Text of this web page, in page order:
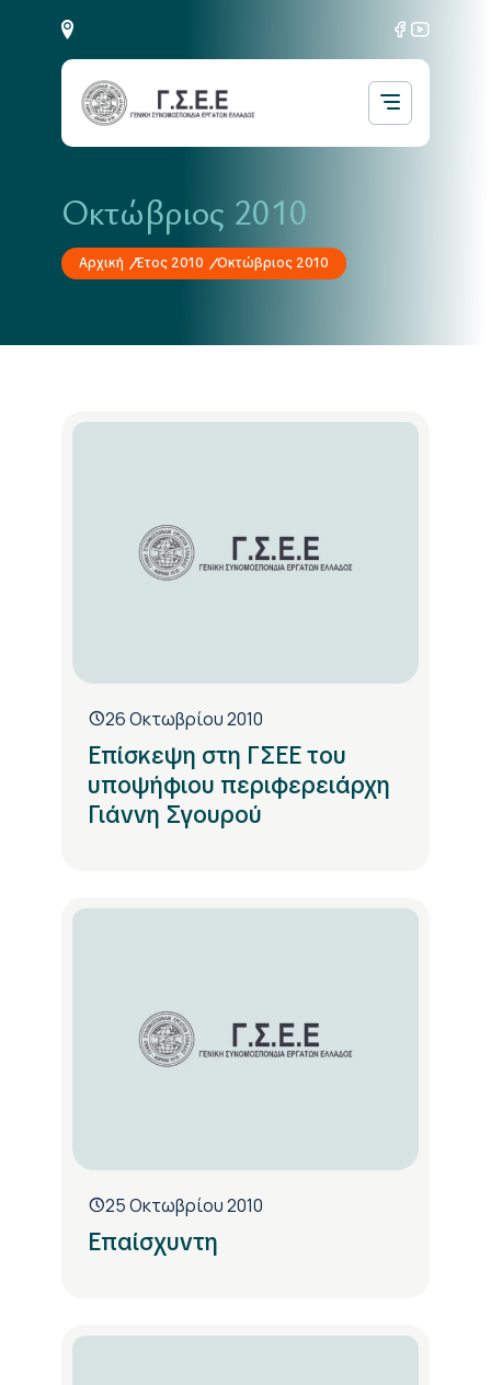
Οκτώβριος 2010
Αρχική Έτος 2010 Οκτώβριος 2010
26 Οκτωβρίου 2010
Επίσκεψη στη ΓΣΕΕ του
υποψήφιου περιφερειάρχη
Γιάννη Σγουρού
25 Οκτωβρίου 2010
Επαίσχυντη